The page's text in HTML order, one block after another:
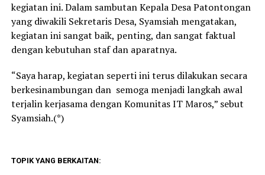
kegiatan ini. Dalam sambutan Kepala Desa Patontongan
yang diwakili Sekretaris Desa, Syamsiah mengatakan,
kegiatan ini sangat baik, penting, dan sangat faktual
dengan kebutuhan staf dan aparatnya.
“Saya harap, kegiatan seperti ini terus dilakukan secara
berkesinambungan dan semoga menjadi langkah awal
terjalin kerjasama dengan Komunitas IT Maros,” sebut
Syamsiah.(*)
TOPIK YANG BERKAITAN: